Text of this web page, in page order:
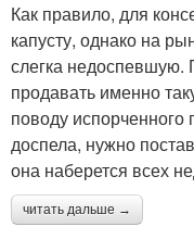
Как правило, для
капусту, однако на
слегка недоспевшую.
продавать именно
поводу испорченного
доспела, нужно
она наберется всех
читать дальше →